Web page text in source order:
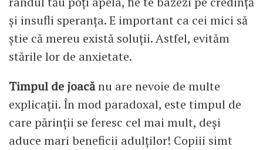
și insufli speranța. E important ca cei mici să
știe că mereu există soluții. Astfel, evităm
stările lor de anxietate.
Timpul de joacănu are nevoie de multe
explicații. În mod paradoxal, este timpul de
care părinții se feresc cel mai mult, deși
aduce mari beneficii adulților! Copiii simt